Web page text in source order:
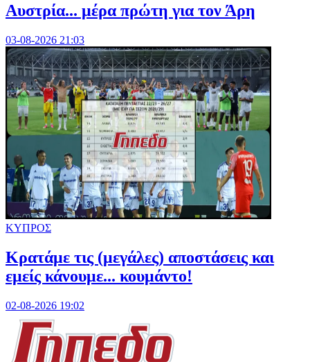
Αυστρία... μέρα πρώτη για τον Άρη
03-08-2026 21:03
ΚΥΠΡΟΣ
Κρατάμε τις (μεγάλες) αποστάσεις και
εμείς κάνουμε... κουμάντο!
02-08-2026 19:02